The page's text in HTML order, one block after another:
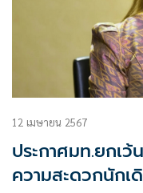
12 เมษายน 2567
ประกาศมท.ยกเว้น
ความสะดวกนักเ